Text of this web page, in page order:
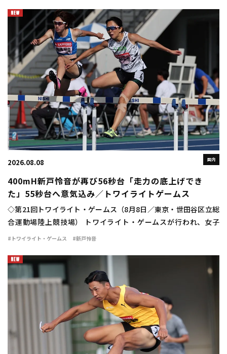
国内
2026.08.08
400mH新戸怜音が再び56秒台「走力の底上げでき
た」55秒台へ意気込み／トワイライトゲームス
◇第21回トワイライト・ゲームス（8月8日／東京・世田谷区立総
合運動場陸上競技場） トワイライト・ゲームスが行われ、女子
400mハードルは新戸怜音（VIDA）が56秒75の自己新で優勝し
#トワイライト・ゲームス #新戸怜音